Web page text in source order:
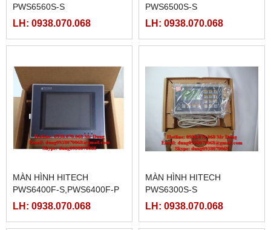
PWS6560S-S
LH: 0938.070.068
PWS6500S-S
LH: 0938.070.068
MÀN HÌNH HITECH
PWS6400F-S,PWS6400F-P
LH: 0938.070.068
MÀN HÌNH HITECH
PWS6300S-S
LH: 0938.070.068